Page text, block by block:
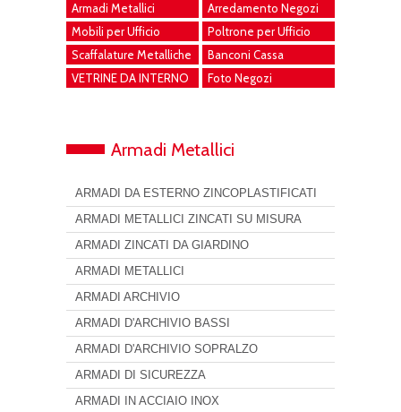
Armadi Metallici
Arredamento Negozi
Mobili per Ufficio
Poltrone per Ufficio
Scaffalature Metalliche
Banconi Cassa
VETRINE DA INTERNO
Foto Negozi
Armadi Metallici
ARMADI DA ESTERNO ZINCOPLASTIFICATI
ARMADI METALLICI ZINCATI SU MISURA
ARMADI ZINCATI DA GIARDINO
ARMADI METALLICI
ARMADI ARCHIVIO
ARMADI D'ARCHIVIO BASSI
ARMADI D'ARCHIVIO SOPRALZO
ARMADI DI SICUREZZA
ARMADI IN ACCIAIO INOX